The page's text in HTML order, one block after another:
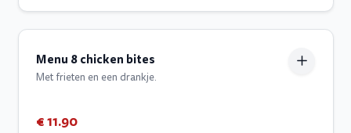
Menu 8 chicken bites
Met frieten en een drankje.
€ 11.90